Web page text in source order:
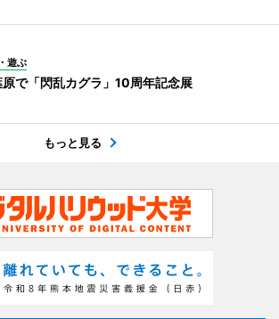
遊ぶ
原で「閃乱カグラ」10周年記念展
もっと見る